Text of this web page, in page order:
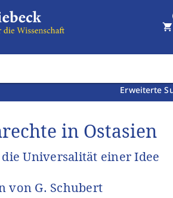
Erweiterte
shopping_cart
in Ostasien
Universalität einer Idee
von G. Schubert